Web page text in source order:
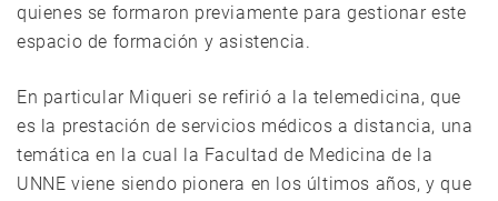
quienes se formaron previamente para gestionar este
espacio de formación y asistencia.
En particular Miqueri se refirió a la telemedicina, que
es la prestación de servicios médicos a distancia, una
temática en la cual la Facultad de Medicina de la
UNNE viene siendo pionera en los últimos años, y que